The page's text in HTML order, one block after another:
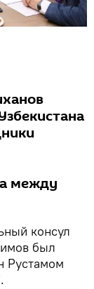
между
консул
был
Рустамом